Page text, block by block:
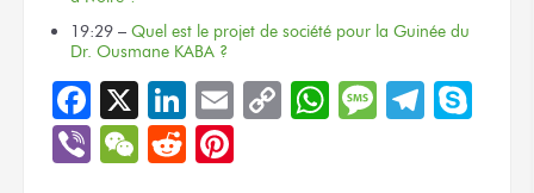
19:29 –Quel est le projet de société pour la Guinée du
Dr. Ousmane KABA ?
Facebook
X LinkedIn
EmailCopyWhatsApp
Message
ViberWeChat
Reddit